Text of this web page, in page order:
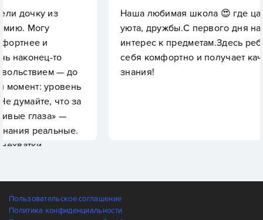
до
за
Наша любимая школа 😍 где царит атмосфера
уюта, дружбы.С первого дня настрой на
интерес к предметам.Здесь ребенок
себя комфортно и получает качественные
знания!
Пользовательское соглашение
Политика конфиденциальности